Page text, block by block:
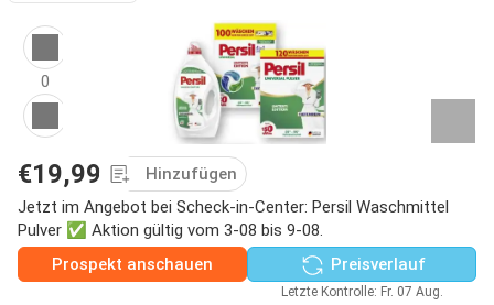
0
€19,99
Hinzufügen
Jetzt im Angebot bei Scheck-in-Center: Persil Waschmittel
Pulver ✅ Aktion gültig vom 3-08 bis 9-08.
Prospekt anschauen
Preisverlauf
Letzte Kontrolle: Fr. 07 Aug.